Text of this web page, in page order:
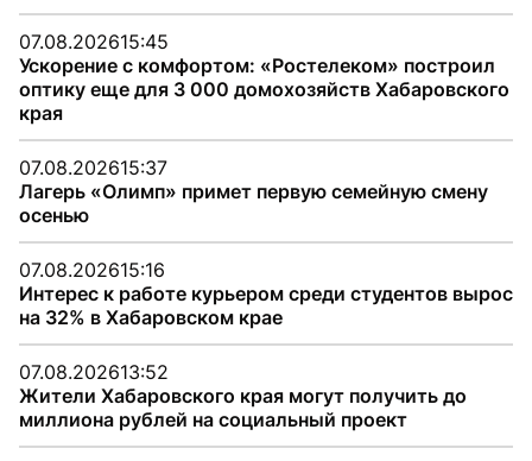
07.08.202615:45
Ускорение с комфортом: «Ростелеком» построил
оптику еще для 3 000 домохозяйств Хабаровского
края
07.08.202615:37
Лагерь «Олимп» примет первую семейную смену
осенью
07.08.202615:16
Интерес к работе курьером среди студентов вырос
на 32% в Хабаровском крае
07.08.202613:52
Жители Хабаровского края могут получить до
миллиона рублей на социальный проект